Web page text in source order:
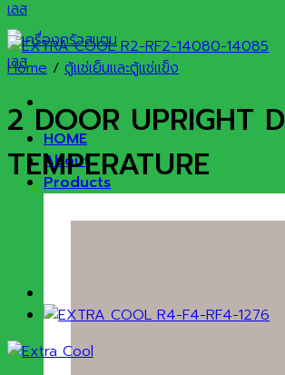
HOME
About
Products
Home / ตู้แช่เย็นและตู้แช่แข็ง
2 DOOR UPRIGHT
TEMPERATURE